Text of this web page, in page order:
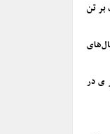
بر تن
در